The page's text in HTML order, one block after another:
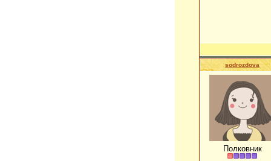
sodrozdova
Полковник